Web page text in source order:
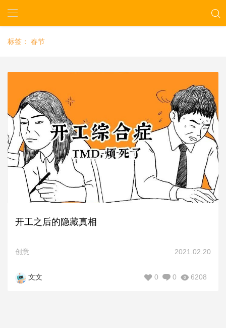
标签： 春节
开工之后的隐藏真相
创意 2021.02.20
文文 6208
0
0